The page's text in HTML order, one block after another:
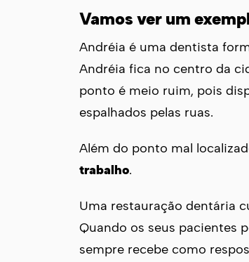
Vamos ver um
Andréia é uma dentista
Andréia fica no centro da
ponto é meio ruim, pois
espalhados pelas ruas.
Além do ponto mal
trabalho.
Uma restauração dentária
Quando os seus pacientes
sempre recebe como